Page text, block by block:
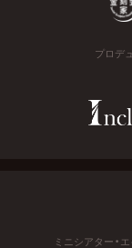
プロデ
ミニシアター・エ